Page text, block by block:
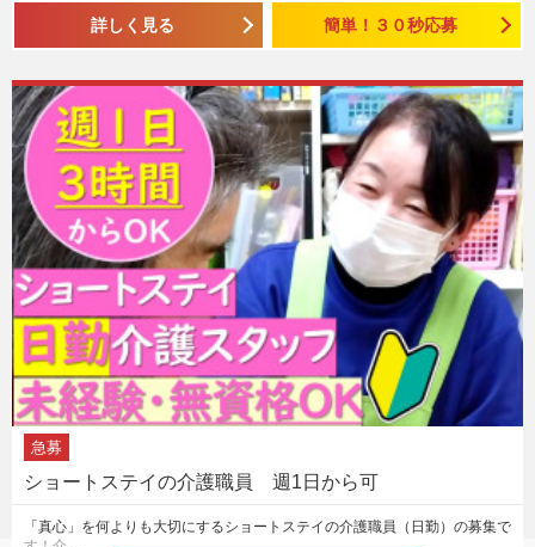
詳しく見る 簡単！３０秒応募
急募
ショートステイの介護職員 週1日から可
「真心」を何よりも大切にするショートステイの介護職員（日勤）の募集で